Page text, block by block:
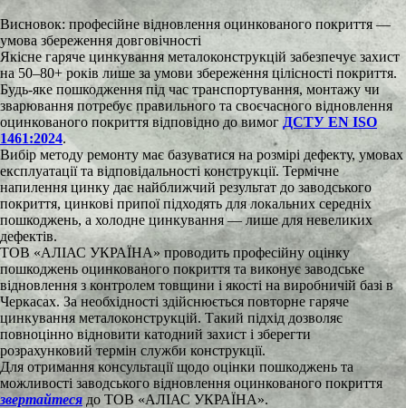
Висновок: професійне відновлення оцинкованого покриття —
умова збереження довговічності
Якісне гаряче цинкування металоконструкцій забезпечує захист
на 50–80+ років лише за умови збереження цілісності покриття.
Будь-яке пошкодження під час транспортування, монтажу чи
зварювання потребує правильного та своєчасного відновлення
оцинкованого покриття відповідно до вимог ДСТУ EN ISO
1461:2024.
Вибір методу ремонту має базуватися на розмірі дефекту, умовах
експлуатації та відповідальності конструкції. Термічне
напилення цинку дає найближчий результат до заводського
покриття, цинкові припої підходять для локальних середніх
пошкоджень, а холодне цинкування — лише для невеликих
дефектів.
ТОВ «АЛІАС УКРАЇНА» проводить професійну оцінку
пошкоджень оцинкованого покриття та виконує заводське
відновлення з контролем товщини і якості на виробничій базі в
Черкасах. За необхідності здійснюється повторне гаряче
цинкування металоконструкцій. Такий підхід дозволяє
повноцінно відновити катодний захист і зберегти
розрахунковий термін служби конструкції.
Для отримання консультації щодо оцінки пошкоджень та
можливості заводського відновлення оцинкованого покриття
звертайтеся до ТОВ «АЛІАС УКРАЇНА».